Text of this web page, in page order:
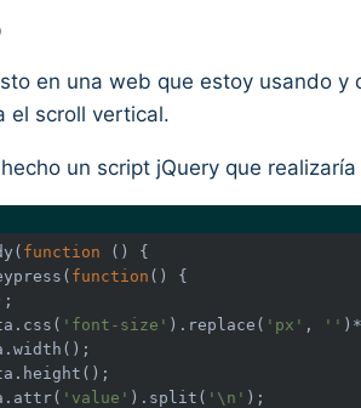
en una web que estoy usando
el scroll vertical.
un script jQuery que
function ( ) {
function ( )
'font-size' ).replace( 'px' , '' )*
'value' ).split( '\n'